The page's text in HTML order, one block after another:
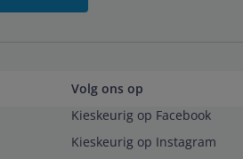
Volg ons op
Kieskeurig op Facebook
Kieskeurig op Instagram